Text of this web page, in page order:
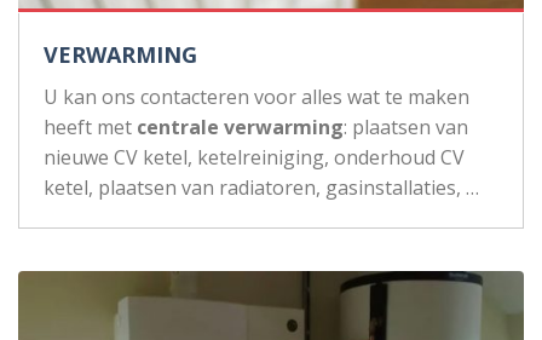
VERWARMING
U kan ons contacteren voor alles wat te maken
heeft met centrale verwarming: plaatsen van
nieuwe CV ketel, ketelreiniging, onderhoud CV
ketel, plaatsen van radiatoren, gasinstallaties, …